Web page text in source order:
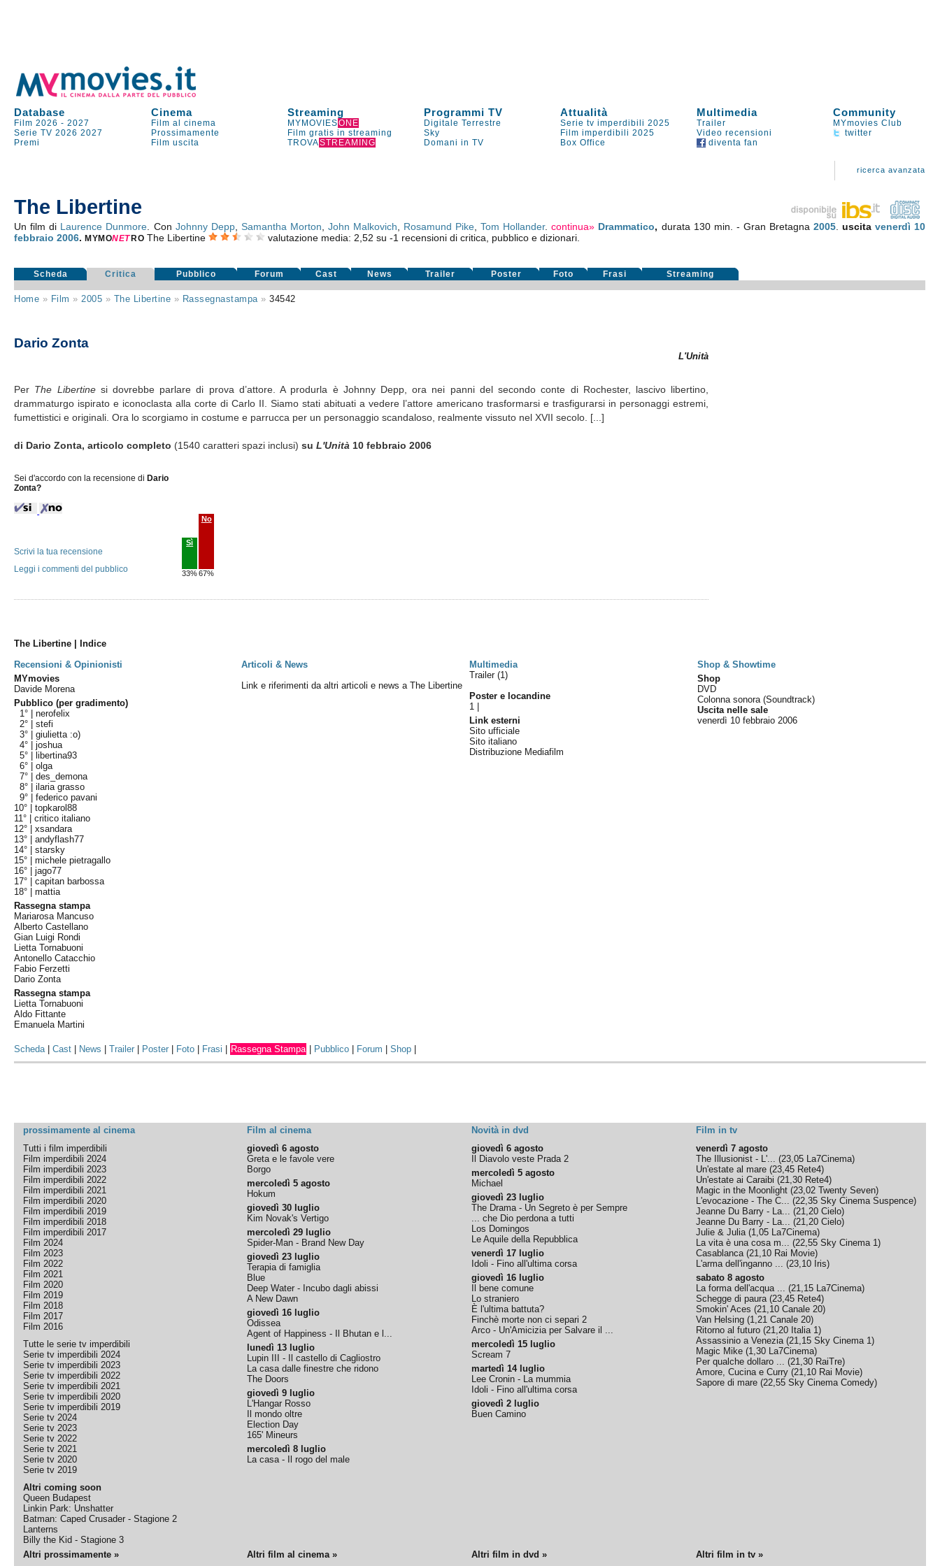
Database Cinema Streaming Programmi TV Attualità Multimedia Community
Film 2026 -2027 Film al cinema MYMOVIESONE Digitale Terrestre Serie tv imperdibili 2025 Trailer
MYmovies Club
Serie TV 2026 2027 Prossimamente Film gratis in streaming Sky Film imperdibili 2025 Video recensioni
twitter
Premi
Film uscita TROVASTREAMING Domani in TV Box Office diventa fan
ricerca avanzata
The Libertine
Un film di Laurence Dunmore . Con Johnny Depp, Samantha Morton John Malkovich Rosamund Pike ,Tom Hollander.continua» Drammatico, durata 130 min. - Gran Bretagna2005 .uscitavenerdì 10
febbraio 2006.MYMONET RO The Libertine valutazione media: 2,52 su -1 recensioni di critica, pubblico e dizionari.
Scheda Critica Pubblico Forum Cast News Trailer Poster Foto Frasi Streaming
Home » Film » 2005 » The Libertine » Rassegnastampa»34542
Dario Zonta
L'Unità
Per The Libertinesi dovrebbe parlare di prova d’attore. A produrla è Johnny Depp, ora nei panni del secondo conte di Rochester, lascivo libertino,
drammaturgo ispirato e iconoclasta alla corte di Carlo II. Siamo stati abituati a vedere l’attore americano trasformarsi e trasfigurarsi in personaggi estremi,
fumettistici e originali. Ora lo scorgiamo in costume e parrucca per un personaggio scandaloso, realmente vissuto nel XVII secolo. [...]
di Dario Zonta, articolo completo (1540 caratteri spazi inclusi)suL'Unità 10 febbraio 2006
Sei d'accordo con la recensione di Dario
Zonta?
Sì
33%
No
67%
Scrivi la tua recensione
Leggi i commenti del pubblico
The Libertine | Indice
Recensioni & Opinionisti
Articoli & News Multimedia
Shop & Showtime
MYmovies
Davide Morena
Pubblico (per gradimento)
1° |nerofelix
2° |stefi
3° |giulietta :o)
4° |joshua
5° |
libertina93
6° |olga
7° |des_demona
8° |ilaria grasso
9° |federico pavani
10° |topkarol88
11° |critico italiano
12° |xsandara
13° |andyflash77
14° |starsky
15° |michele pietragallo
16° |jago77
17° |capitan barbossa
18° |mattia
Rassegna stampa
Mariarosa Mancuso
Alberto Castellano
Gian Luigi Rondi
Lietta Tornabuoni
Antonello Catacchio
Fabio Ferzetti
Dario Zonta
Rassegna stampa
Lietta Tornabuoni
Aldo Fittante
Emanuela Martini
Link e riferimenti da altri articoli e news a The Libertine
Trailer (1)
Poster e locandine
1
Link esterni
Sito ufficiale
Sito italiano
Distribuzione Mediafilm
Shop
DVD
Colonna sonora (Soundtrack)
Uscita nelle sale
venerdì 10 febbraio 2006
Scheda|Cast News |Trailer Poster Foto Frasi Rassegna Stampa Pubblico Forum |Shop
prossimamente al cinema Film al cinema Novità in dvd
Film in tv
Tutti i film imperdibili
Film imperdibili 2024
Film imperdibili 2023
Film imperdibili 2022
Film imperdibili 2021
Film imperdibili 2020
Film imperdibili 2019
Film imperdibili 2018
Film imperdibili 2017
Film 2024
Film 2023
Film 2022
Film 2021
Film 2020
Film 2019
Film 2018
Film 2017
Film 2016
Tutte le serie tv imperdibili
Serie tv imperdibili 2024
Serie tv imperdibili 2023
Serie tv imperdibili 2022
Serie tv imperdibili 2021
Serie tv imperdibili 2020
Serie tv imperdibili 2019
Serie tv 2024
Serie tv 2023
Serie tv 2022
Serie tv 2021
Serie tv 2020
Serie tv 2019
Altri coming soon
Queen Budapest
Linkin Park: Unshatter
Batman: Caped Crusader - Stagione 2
Lanterns
Billy the Kid - Stagione 3
giovedì 6 agosto
Greta e le favole vere
Borgo
mercoledì 5 agosto
Hokum
giovedì 30 luglio
Kim Novak's Vertigo
mercoledì 29 luglio
Spider-Man - Brand New Day
giovedì 23 luglio
Terapia di famiglia
Blue
Deep Water - Incubo dagli abissi
A New Dawn
giovedì 16 luglio
Odissea
Agent of Happiness - Il Bhutan e l...
lunedì 13 luglio
Lupin III - Il castello di Cagliostro
La casa dalle finestre che ridono
The Doors
giovedì 9 luglio
L'Hangar Rosso
Il mondo oltre
Election Day
165' Mineurs
mercoledì 8 luglio
La casa - Il rogo del male
giovedì 6 agosto
Il Diavolo veste Prada 2
mercoledì 5 agosto
Michael
giovedì 23 luglio
The Drama - Un Segreto è per Sempre
... che Dio perdona a tutti
Los Domingos
Le Aquile della Repubblica
venerdì 17 luglio
Idoli - Fino all'ultima corsa
giovedì 16 luglio
Il bene comune
Lo straniero
È l'ultima battuta?
Finchè morte non ci separi 2
Arco - Un'Amicizia per Salvare il ...
mercoledì 15 luglio
Scream 7
martedì 14 luglio
Lee Cronin - La mummia
Idoli - Fino all'ultima corsa
giovedì 2 luglio
Buen Camino
venerdì 7 agosto
The Illusionist - L'... (23,05 La7Cinema)
Un'estate al mare (23,45 Rete4)
Un'estate ai Caraibi (21,30 Rete4)
Magic in the Moonlight (23,02 Twenty Seven)
L'evocazione - The C... (22,35 Sky Cinema Suspence)
Jeanne Du Barry - La... (21,20 Cielo)
Jeanne Du Barry - La... (21,20 Cielo)
Julie & Julia(1,05 La7Cinema)
La vita è una cosa m... (22,55 Sky Cinema 1)
Casablanca(21,10 Rai Movie)
L'arma dell'inganno ... (23,10 Iris)
sabato 8 agosto
La forma dell'acqua ... (21,15 La7Cinema)
Schegge di paura(23,45 Rete4)
Smokin' Aces (21,10 Canale 20)
Van Helsing (1,21 Canale 20)
Ritorno al futuro (21,20 Italia 1)
Assassinio a Venezia(21,15 Sky Cinema 1)
Magic Mike (1,30 La7Cinema)
Per qualche dollaro ... (21,30 RaiTre)
Amore, Cucina e Curry (21,10 Rai Movie)
Sapore di mare (22,55 Sky Cinema Comedy)
Altri prossimamente » Altri film al cinema » Altri film in dvd » Altri film in tv »